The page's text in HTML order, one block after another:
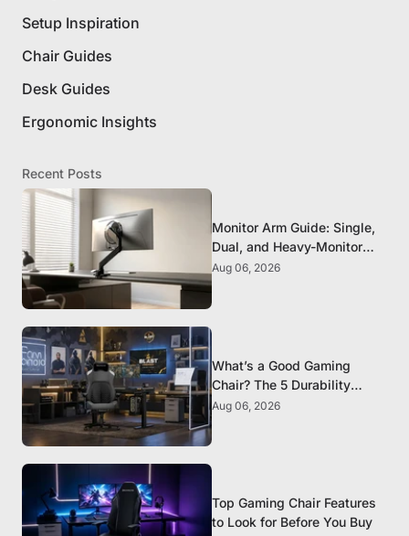
Setup Inspiration
Chair Guides
Desk Guides
Ergonomic Insights
Recent Posts
Monitor Arm Guide: Single,
Dual, and Heavy-Monitor
Mounts
Aug 06, 2026
What’s a Good Gaming
Chair? The 5 Durability
Standards That Actually
Aug 06, 2026
Top Gaming Chair Features
to Look for Before You Buy